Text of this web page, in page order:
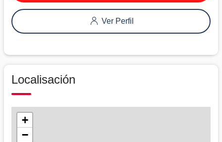
Ver Perfil
Localisación
+
−